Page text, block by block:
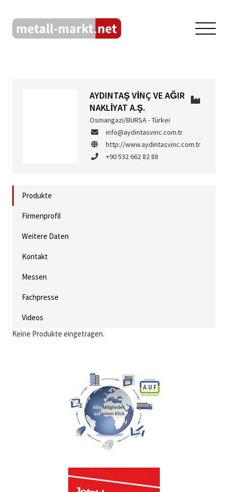
AYDINTAŞ VİNÇ VE AĞIR
NAKLİYAT A.Ş.
Osmangazi/BURSA - Türkei
info@aydintasvinc.com.tr
http://www.aydintasvinc.com.tr
+90 532 662 82 88
Produkte
Firmenprofil
Weitere Daten
Kontakt
Messen
Fachpresse
Videos
Keine Produkte eingetragen.